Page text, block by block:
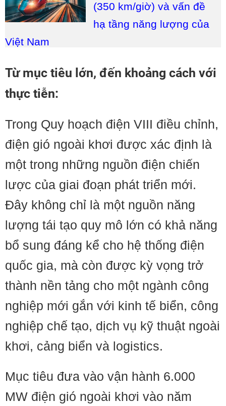
(350 km/giờ) và vấn đề
hạ tầng năng lượng của
Việt Nam
Từ mục tiêu lớn, đến khoảng cách với
thực tiễn:
Trong Quy hoạch điện VIII điều chỉnh,
điện gió ngoài khơi được xác định là
một trong những nguồn điện chiến
lược của giai đoạn phát triển mới.
Đây không chỉ là một nguồn năng
lượng tái tạo quy mô lớn có khả năng
bổ sung đáng kể cho hệ thống điện
quốc gia, mà còn được kỳ vọng trở
thành nền tảng cho một ngành công
nghiệp mới gắn với kinh tế biển, công
nghiệp chế tạo, dịch vụ kỹ thuật ngoài
khơi, cảng biển và logistics.
Mục tiêu đưa vào vận hành 6.000
MW điện gió ngoài khơi vào năm